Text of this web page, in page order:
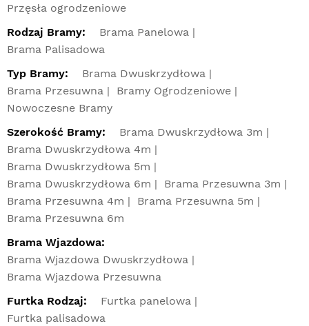
Przęsła ogrodzeniowe
Rodzaj Bramy:
Brama Panelowa
Brama Palisadowa
Typ Bramy:
Brama Dwuskrzydłowa
Brama Przesuwna
Bramy Ogrodzeniowe
Nowoczesne Bramy
Szerokość Bramy:
Brama Dwuskrzydłowa 3m
Brama Dwuskrzydłowa 4m
Brama Dwuskrzydłowa 5m
Brama Dwuskrzydłowa 6m
Brama Przesuwna 3m
Brama Przesuwna 4m
Brama Przesuwna 5m
Brama Przesuwna 6m
Brama Wjazdowa:
Brama Wjazdowa Dwuskrzydłowa
Brama Wjazdowa Przesuwna
Furtka Rodzaj:
Furtka panelowa
Furtka palisadowa